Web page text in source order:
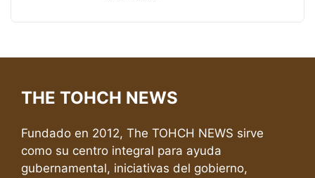
THE TOHCH NEWS
Fundado en 2012, The TOHCH NEWS sirve
como su centro integral para ayuda
gubernamental, iniciativas del gobierno,